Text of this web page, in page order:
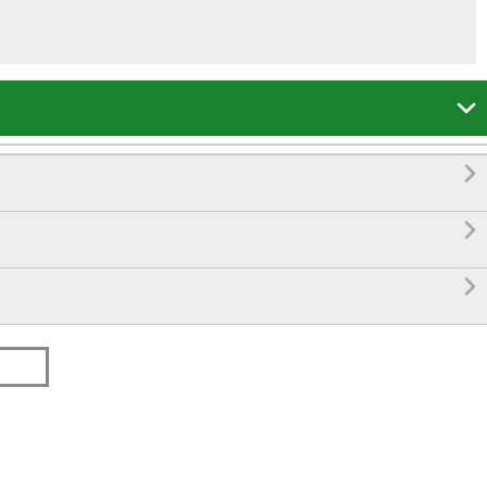



